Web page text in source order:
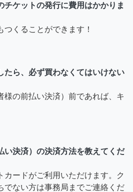
チケットの発行に費用はかかりま
くることができます！
たら、必ず買わなくてはいけない
様の前払い決済）前であれば、キ
い決済）の決済方法を教えてくだ
カードがご利用いただけます。ク
でない方は事務局までご連絡くだ